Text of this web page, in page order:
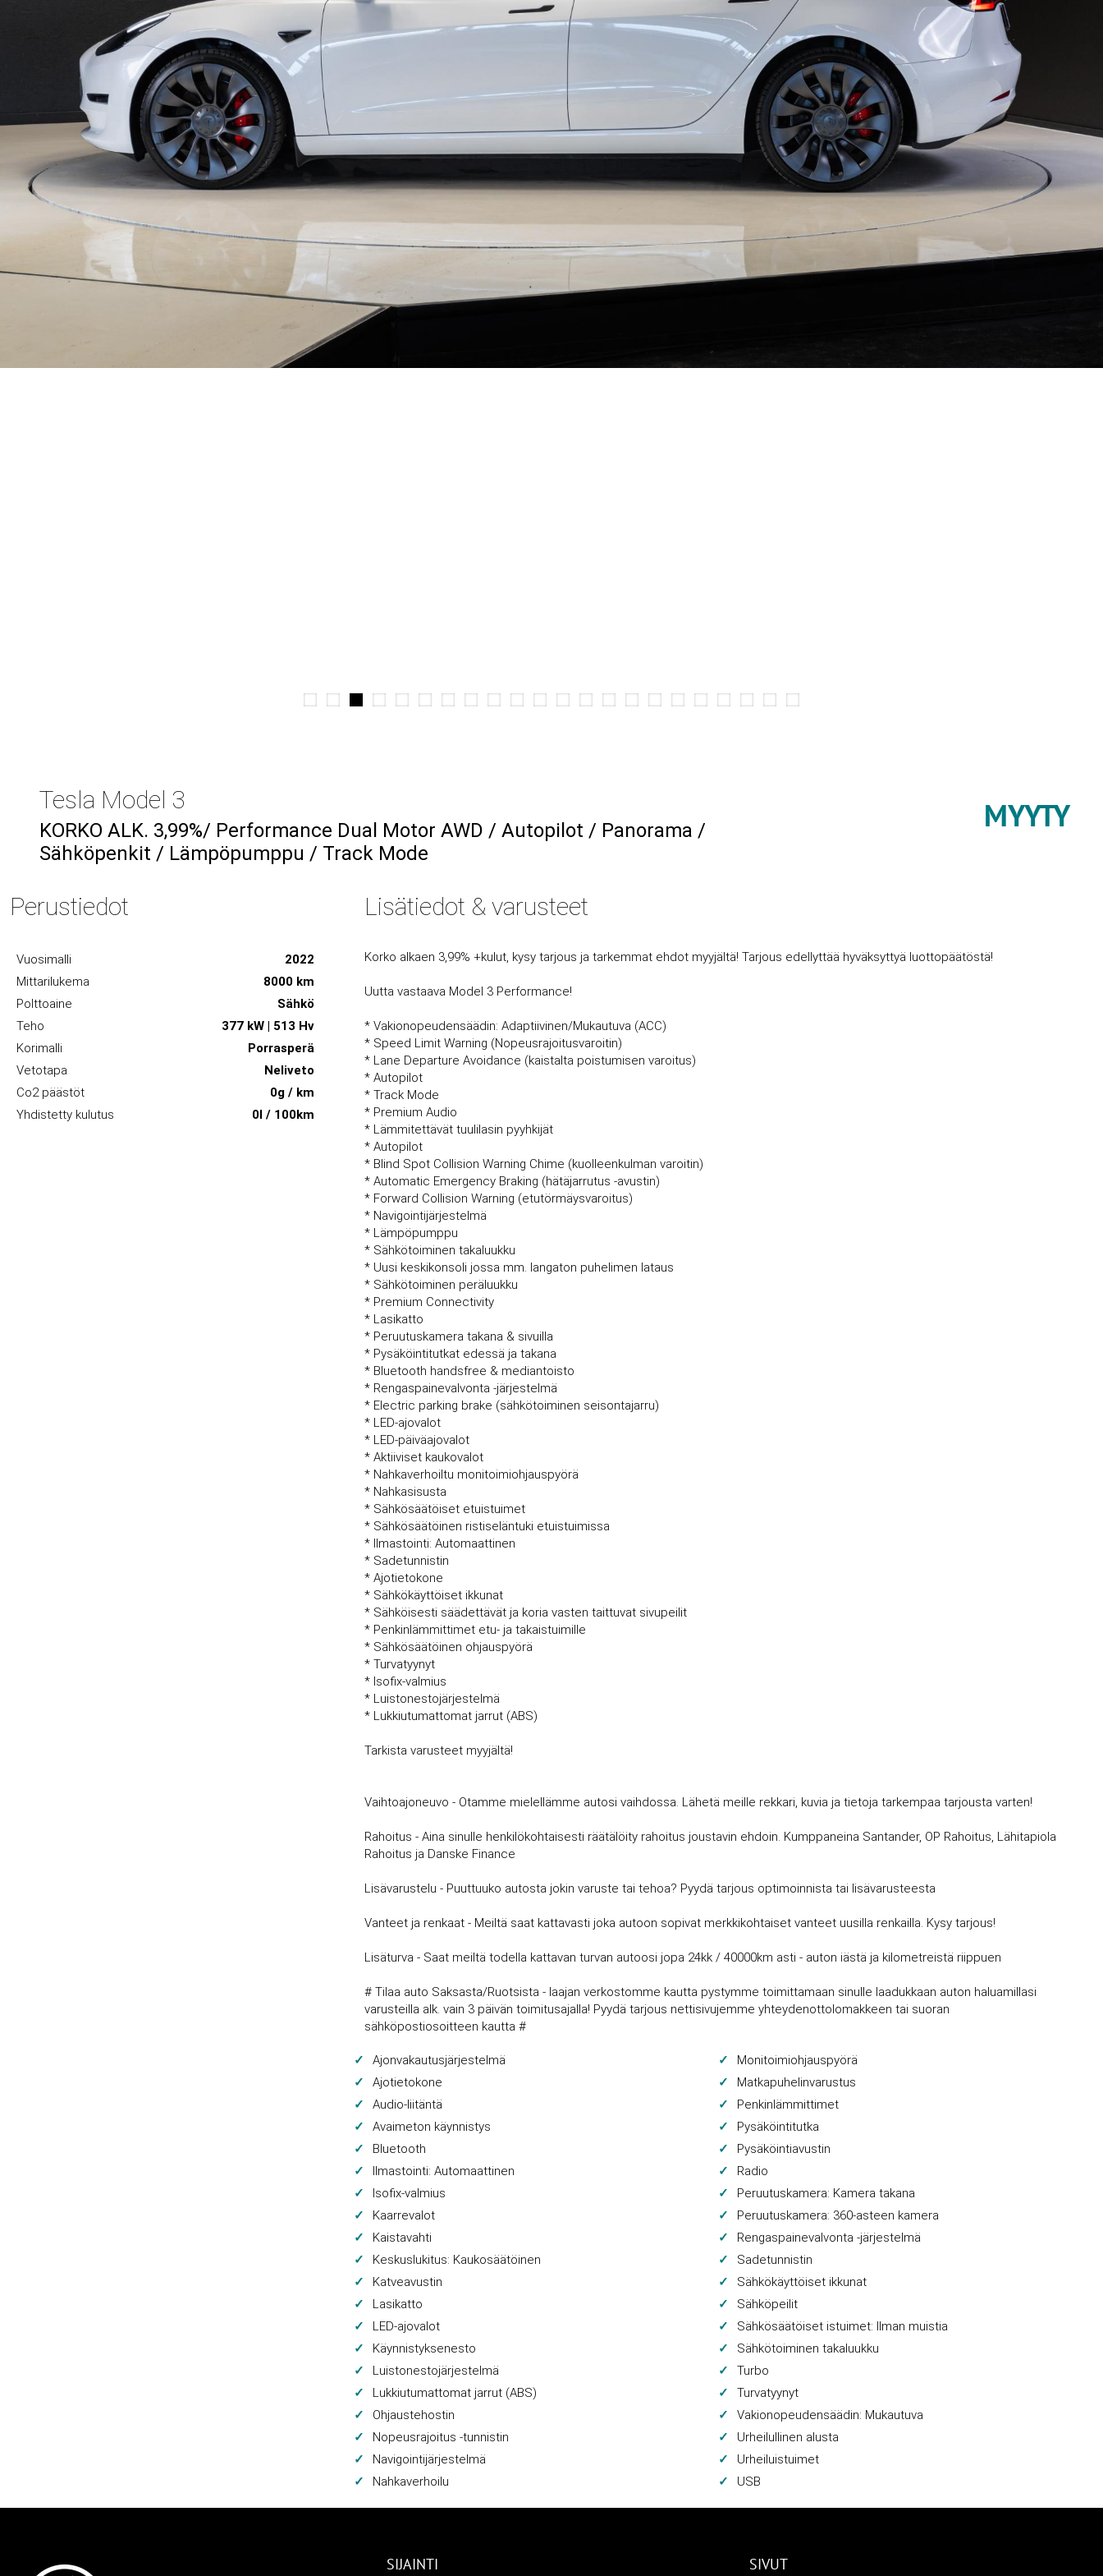
Tesla Model 3
KORKO ALK. 3,99%/ Performance Dual Motor AWD / Autopilot / Panorama /
Sähköpenkit / Lämpöpumppu / Track Mode
MYYTY
Perustiedot
Vuosimalli
2022
Mittarilukema
8000 km
Polttoaine
Sähkö
Teho
377 kW | 513 Hv
Korimalli
Porrasperä
Vetotapa
Neliveto
Co2 päästöt
0g / km
Yhdistetty kulutus
0l / 100km
Lisätiedot & varusteet
Korko alkaen 3,99% +kulut, kysy tarjous ja tarkemmat ehdot myyjältä! Tarjous edellyttää hyväksyttyä luottopäätöstä!
Uutta vastaava Model 3 Performance!
* Vakionopeudensäädin: Adaptiivinen/Mukautuva (ACC)
* Speed Limit Warning (Nopeusrajoitusvaroitin)
* Lane Departure Avoidance (kaistalta poistumisen varoitus)
* Autopilot
* Track Mode
* Premium Audio
* Lämmitettävät tuulilasin pyyhkijät
* Autopilot
* Blind Spot Collision Warning Chime (kuolleenkulman varoitin)
* Automatic Emergency Braking (hätäjarrutus -avustin)
* Forward Collision Warning (etutörmäysvaroitus)
* Navigointijärjestelmä
* Lämpöpumppu
* Sähkötoiminen takaluukku
* Uusi keskikonsoli jossa mm. langaton puhelimen lataus
* Sähkötoiminen peräluukku
* Premium Connectivity
* Lasikatto
* Peruutuskamera takana & sivuilla
* Pysäköintitutkat edessä ja takana
* Bluetooth handsfree & mediantoisto
* Rengaspainevalvonta -järjestelmä
* Electric parking brake (sähkötoiminen seisontajarru)
* LED-ajovalot
* LED-päiväajovalot
* Aktiiviset kaukovalot
* Nahkaverhoiltu monitoimiohjauspyörä
* Nahkasisusta
* Sähkösäätöiset etuistuimet
* Sähkösäätöinen ristiseläntuki etuistuimissa
* Ilmastointi: Automaattinen
* Sadetunnistin
* Ajotietokone
* Sähkökäyttöiset ikkunat
* Sähköisesti säädettävät ja koria vasten taittuvat sivupeilit
* Penkinlämmittimet etu- ja takaistuimille
* Sähkösäätöinen ohjauspyörä
* Turvatyynyt
* Isofix-valmius
* Luistonestojärjestelmä
* Lukkiutumattomat jarrut (ABS)
Tarkista varusteet myyjältä!
Vaihtoajoneuvo - Otamme mielellämme autosi vaihdossa. Lähetä meille rekkari, kuvia ja tietoja tarkempaa tarjousta varten!
Rahoitus - Aina sinulle henkilökohtaisesti räätälöity rahoitus joustavin ehdoin. Kumppaneina Santander, OP Rahoitus, Lähitapiola
Rahoitus ja Danske Finance
Lisävarustelu - Puuttuuko autosta jokin varuste tai tehoa? Pyydä tarjous optimoinnista tai lisävarusteesta
Vanteet ja renkaat - Meiltä saat kattavasti joka autoon sopivat merkkikohtaiset vanteet uusilla renkailla. Kysy tarjous!
Lisäturva - Saat meiltä todella kattavan turvan autoosi jopa 24kk / 40000km asti - auton iästä ja kilometreistä riippuen
# Tilaa auto Saksasta/Ruotsista - laajan verkostomme kautta pystymme toimittamaan sinulle laadukkaan auton haluamillasi
varusteilla alk. vain 3 päivän toimitusajalla! Pyydä tarjous nettisivujemme yhteydenottolomakkeen tai suoran
sähköpostiosoitteen kautta #
Ajonvakautusjärjestelmä
Ajotietokone
Audio-liitäntä
Avaimeton käynnistys
Bluetooth
Ilmastointi: Automaattinen
Isofix-valmius
Kaarrevalot
Kaistavahti
Keskuslukitus: Kaukosäätöinen
Katveavustin
Lasikatto
LED-ajovalot
Käynnistyksenesto
Luistonestojärjestelmä
Lukkiutumattomat jarrut (ABS)
Ohjaustehostin
Nopeusrajoitus -tunnistin
Navigointijärjestelmä
Nahkaverhoilu
Monitoimiohjauspyörä
Matkapuhelinvarustus
Penkinlämmittimet
Pysäköintitutka
Pysäköintiavustin
Radio
Peruutuskamera: Kamera takana
Peruutuskamera: 360-asteen kamera
Rengaspainevalvonta -järjestelmä
Sadetunnistin
Sähkökäyttöiset ikkunat
Sähköpeilit
Sähkösäätöiset istuimet: Ilman muistia
Sähkötoiminen takaluukku
Turbo
Turvatyynyt
Vakionopeudensäädin: Mukautuva
Urheilullinen alusta
Urheiluistuimet
USB
SIJAINTI SIVUT